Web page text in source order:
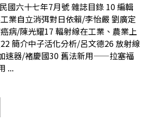
國六十七年7月號 雜誌目錄 10 編輯
業自立消弭對日依賴/李怡嚴 劉廣定
病/陳光耀17 輻射線在工業、農業上
簡介中子活化分析/呂文德26 放射線
速器/褚慶國30 舊法新用——拉塞福
...